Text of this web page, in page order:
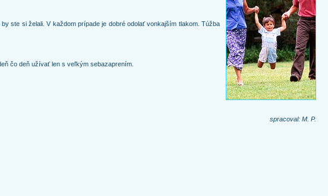
ste si želali. V každom prípade je dobré odolať vonkajším tlakom. Túžba
čo deň užívať len s veľkým sebazaprením.
spracoval: M. P.